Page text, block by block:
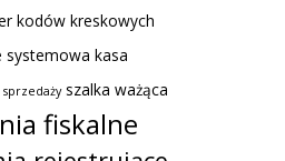
kodów kreskowych
systemowa kasa
sprzedaży szalka ważąca
fiskalne